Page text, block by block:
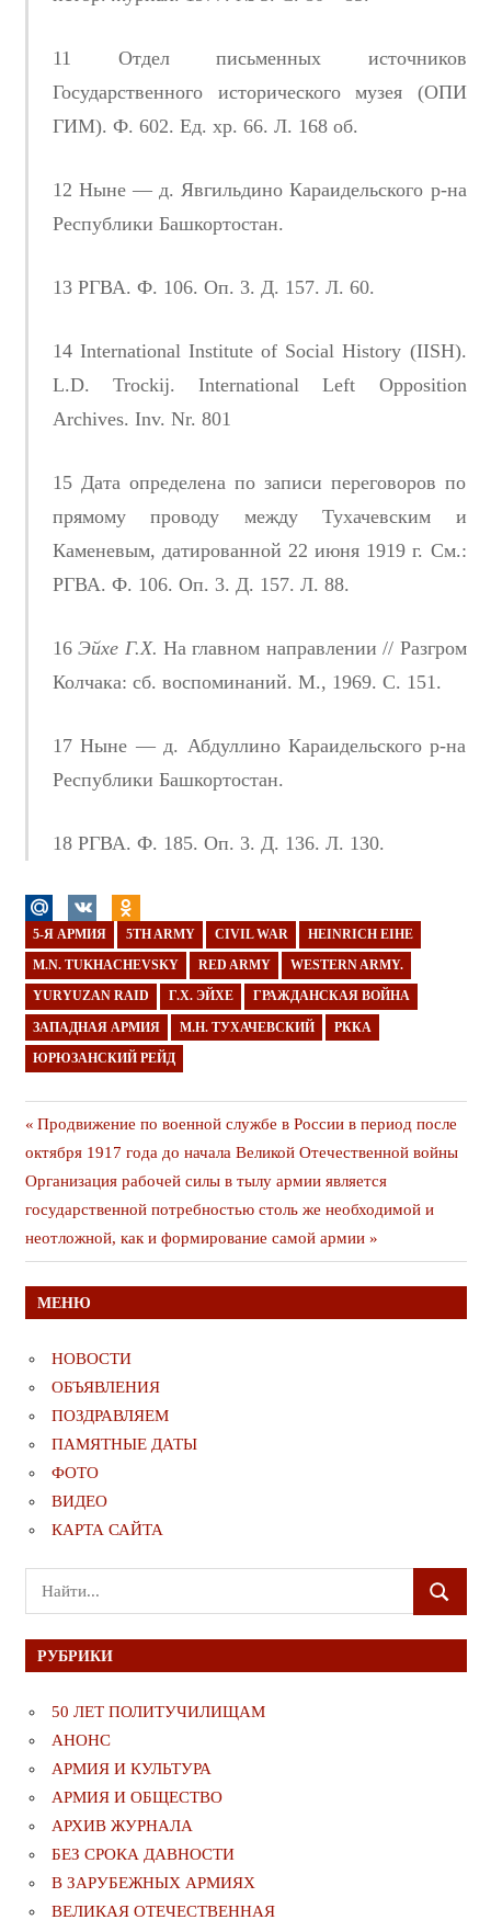
11 Отдел письменных источников
Государственного исторического музея (ОПИ
ГИМ). Ф. 602. Ед. хр. 66. Л. 168 об.
12 Ныне — д. Явгильдино Караидельского р-на
Республики Башкортостан.
13 РГВА. Ф. 106. Оп. 3. Д. 157. Л. 60.
14 International Institute of Social History (IISH).
L.D. Trockij. International Left Opposition
Archives. Inv. Nr. 801
15 Дата определена по записи переговоров по
прямому проводу между Тухачевским и
Каменевым, датированной 22 июня 1919 г. См.:
РГВА. Ф. 106. Оп. 3. Д. 157. Л. 88.
16Эйхе Г.Х. На главном направлении // Разгром
Колчака: сб. воспоминаний. М., 1969. С. 151.
17 Ныне — д. Абдуллино Караидельского р-на
Республики Башкортостан.
18 РГВА. Ф. 185. Оп. 3. Д. 136. Л. 130.
5-Я АРМИЯ 5TH ARMY CIVIL WAR HEINRICH EIHE
M.N. TUKHACHEVSKY RED ARMY WESTERN ARMY.
YURYUZAN RAID Г.Х. ЭЙХЕ ГРАЖДАНСКАЯ ВОЙНА
ЗАПАДНАЯ АРМИЯ М.Н. ТУХАЧЕВСКИЙ РККА
ЮРЮЗАНСКИЙ РЕЙД
Навигация
по
записям
Предыдущая
публикация
Продвижение по военной службе в России в период после
октября 1917 года до начала Великой Отечественной войны
Следующая
публикация
Организация рабочей силы в тылу армии является
государственной потребностью столь же необходимой и
неотложной, как и формирование самой армии
МЕНЮ
НОВОСТИ
ОБЪЯВЛЕНИЯ
ПОЗДРАВЛЯЕМ
ПАМЯТНЫЕ ДАТЫ
ФОТО
ВИДЕО
КАРТА САЙТА
Поиск
для:
ПОИСК
РУБРИКИ
50 ЛЕТ ПОЛИТУЧИЛИЩАМ
АНОНС
АРМИЯ И КУЛЬТУРА
АРМИЯ И ОБЩЕСТВО
АРХИВ ЖУРНАЛА
БЕЗ СРОКА ДАВНОСТИ
В ЗАРУБЕЖНЫХ АРМИЯХ
ВЕЛИКАЯ ОТЕЧЕСТВЕННАЯ